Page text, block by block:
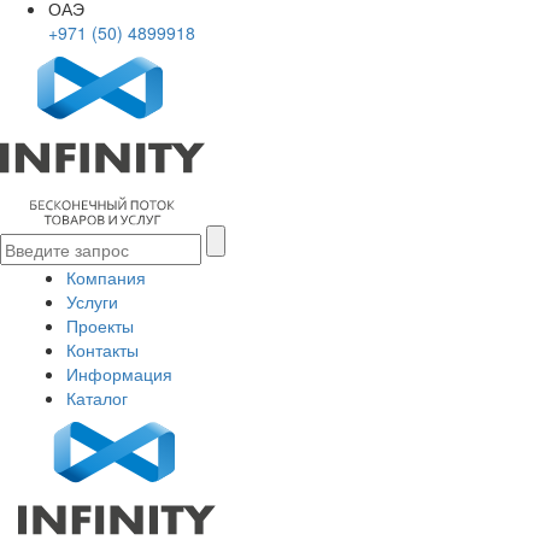
ОАЭ
+971 (50) 4899918
Компания
Услуги
Проекты
Контакты
Информация
Каталог